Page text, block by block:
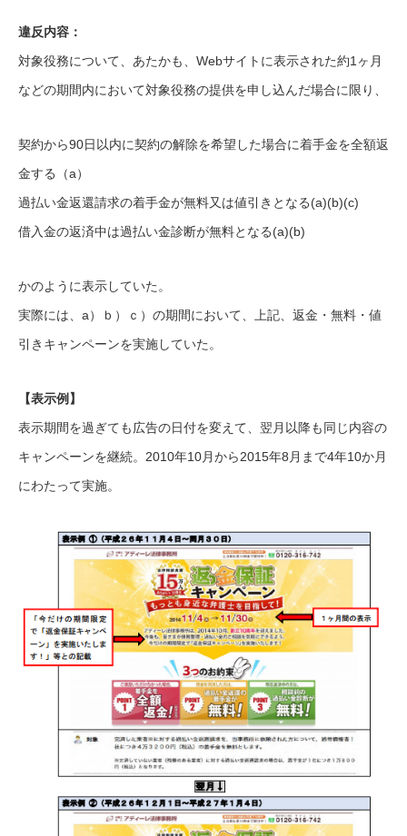
違反内容：
対象役務について、あたかも、Webサイトに表示された約1ヶ月
などの期間内において対象役務の提供を申し込んだ場合に限り、
契約から90日以内に契約の解除を希望した場合に着手金を全額返
金する（a）
過払い金返還請求の着手金が無料又は値引きとなる(a)(b)(c)
借入金の返済中は過払い金診断が無料となる(a)(b)
かのように表示していた。
実際には、a）ｂ）ｃ）の期間において、上記、返金・無料・値
引きキャンペーンを実施していた。
【表示例】
表示期間を過ぎても広告の日付を変えて、翌月以降も同じ内容の
キャンペーンを継続。2010年10月から2015年8月まで4年10か月
にわたって実施。